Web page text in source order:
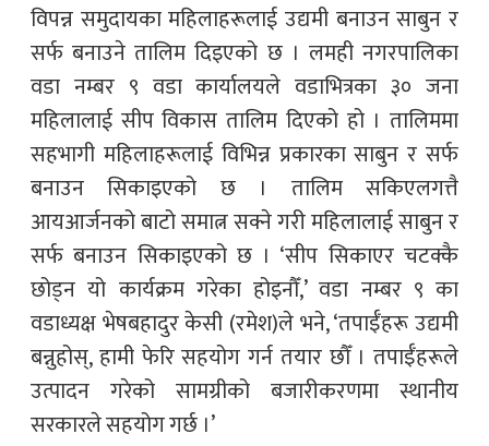
विपन्न समुदायका महिलाहरूलाई उद्यमी बनाउन साबुन र
सर्फ बनाउने तालिम दिइएको छ । लमही नगरपालिका
वडा नम्बर ९ वडा कार्यालयले वडाभित्रका ३० जना
महिलालाई सीप विकास तालिम दिएको हो । तालिममा
सहभागी महिलाहरूलाई विभिन्न प्रकारका साबुन र सर्फ
बनाउन सिकाइएको छ । तालिम सकिएलगत्तै
आयआर्जनको बाटो समात्न सक्ने गरी महिलालाई साबुन र
सर्फ बनाउन सिकाइएको छ । ‘सीप सिकाएर चटक्कै
छोड्न यो कार्यक्रम गरेका होइनौँ,’ वडा नम्बर ९ का
वडाध्यक्ष भेषबहादुर केसी (रमेश)ले भने, ‘तपाईँहरू उद्यमी
बन्नुहोस्, हामी फेरि सहयोग गर्न तयार छौँ । तपाईँहरूले
उत्पादन गरेको सामग्रीको बजारीकरणमा स्थानीय
सरकारले सहयोग गर्छ ।’